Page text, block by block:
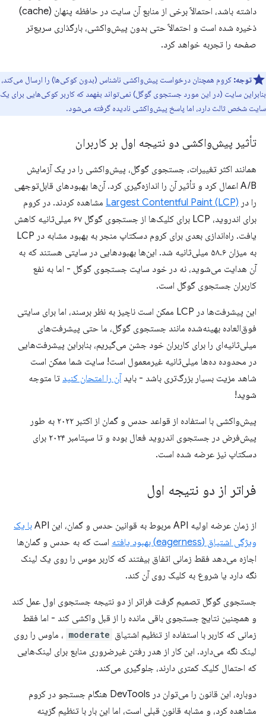
داشته باشد، احتمالاً برخی از منابع آن سایت در حافظه پنهان (cache)
ذخیره شده است و احتمالاً حتی بدون پیش‌واکشی، بارگذاری سریع‌تر
صفحه را تجربه خواهد کرد.
توجه: کروم همچنان درخواست پیش‌واکشی ناشناس (بدون کوکی‌ها) را ارسال می‌کند،
بنابراین سایت (در این مورد جستجوی گوگل) نمی‌تواند بفهمد که کاربر کوکی‌هایی برای یک
سایت شخص ثالث دارد، اما پاسخ پیش‌واکشی نادیده گرفته می‌شود.
تأثیر پیش‌واکشی دو نتیجه اول بر کاربران
همانند اکثر تغییرات، جستجوی گوگل، پیش‌واکشی را در یک آزمایش
A/B اعمال کرد و تأثیر آن را اندازه‌گیری کرد. آن‌ها بهبودهای قابل‌توجهی
را در Largest Contentful Paint (LCP) مشاهده کردند. در کروم
برای اندروید، LCP برای کلیک‌ها از جستجوی گوگل ۶۷ میلی‌ثانیه کاهش
یافت. راه‌اندازی بعدی برای کروم دسکتاپ منجر به بهبود مشابه در LCP
به میزان ۵۸.۶ میلی‌ثانیه شد. این‌ها بهبودهایی در سایتی هستند که به
آن هدایت می‌شوید، نه در خود سایت جستجوی گوگل - اما به نفع
کاربران جستجوی گوگل است.
این پیشرفت‌ها در LCP ممکن است ناچیز به نظر برسند، اما برای سایتی
فوق‌العاده بهینه‌شده مانند جستجوی گوگل، ما حتی پیشرفت‌های
میلی‌ثانیه‌ای را برای کاربران خود جشن می‌گیریم، بنابراین پیشرفت‌هایی
در محدوده ده‌ها میلی‌ثانیه غیرمعمول است! سایت شما ممکن است
شاهد مزیت بسیار بزرگ‌تری باشد - باید آن را امتحان کنید تا متوجه
شوید!
پیش‌واکشی با استفاده از قواعد حدس و گمان از اکتبر ۲۰۲۲ به طور
پیش‌فرض در جستجوی اندروید فعال بوده و تا سپتامبر ۲۰۲۴ برای
دسکتاپ نیز عرضه شده است.
فراتر از دو نتیجه اول
از زمان عرضه اولیه API مربوط به قوانین حدس و گمان، این API
با یک
ویژگی اشتیاق (eagerness) بهبود یافته
است که به حدس و گمان‌ها
اجازه می‌دهد فقط زمانی اتفاق بیفتند که کاربر موس را روی یک لینک
نگه دارد یا شروع به کلیک روی آن کند.
جستجوی گوگل تصمیم گرفت فراتر از دو نتیجه جستجوی اول عمل کند
و همچنین نتایج جستجوی باقی مانده را از قبل واکشی کند - اما فقط
زمانی که کاربر با استفاده از تنظیم اشتیاق moderate ، ماوس را روی
لینک نگه می‌دارد. این کار از هدر رفتن غیرضروری منابع برای لینک‌هایی
که احتمال کلیک کمتری دارند، جلوگیری می‌کند.
دوباره، این قانون را می‌توان در DevTools هنگام جستجو در کروم
مشاهده کرد، و مشابه قانون قبلی است، اما این بار با تنظیم گزینه